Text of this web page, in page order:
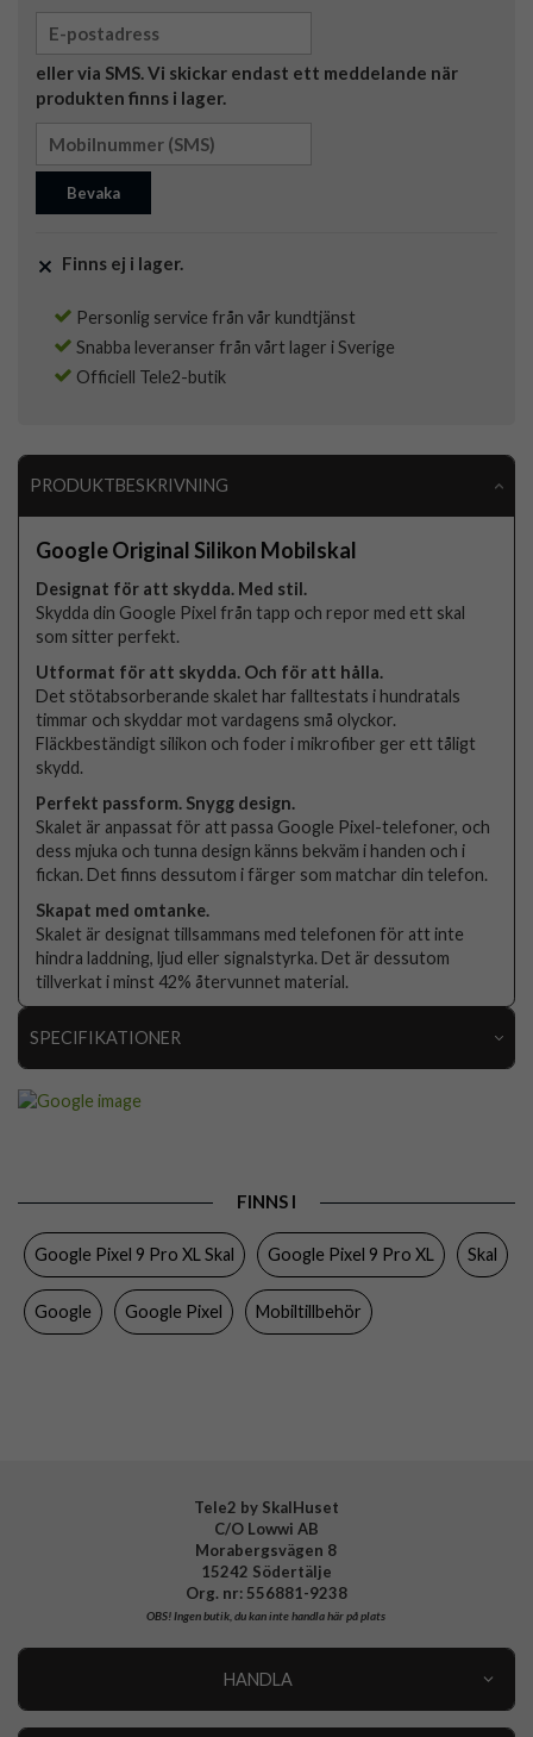
eller via SMS. Vi skickar endast ett meddelande när
produkten finns i lager.
Bevaka
Finns ej i lager.
Personlig service från vår kundtjänst
Snabba leveranser från vårt lager i Sverige
Officiell Tele2-butik
PRODUKTBESKRIVNING
Google Original Silikon Mobilskal
Designat för att skydda. Med stil.
Skydda din Google Pixel från tapp och repor med ett skal
som sitter perfekt.
Utformat för att skydda. Och för att hålla.
Det stötabsorberande skalet har falltestats i hundratals
timmar och skyddar mot vardagens små olyckor.
Fläckbeständigt silikon och foder i mikrofiber ger ett tåligt
skydd.
Perfekt passform. Snygg design.
Skalet är anpassat för att passa Google Pixel-telefoner, och
dess mjuka och tunna design känns bekväm i handen och i
fickan. Det finns dessutom i färger som matchar din telefon.
Skapat med omtanke.
Skalet är designat tillsammans med telefonen för att inte
hindra laddning, ljud eller signalstyrka. Det är dessutom
tillverkat i minst 42% återvunnet material.
SPECIFIKATIONER
Trådlös laddning-kompatibel
Färg Svart
Material Hårdplast (PC), Silikon
Varumärke
FINNS I
Google Pixel 9 Pro XL Skal Google Pixel 9 Pro XL Skal
Google Google Pixel Mobiltillbehör
Tele2 by SkalHuset
C/O Lowwi AB
Morabergsvägen 8
15242 Södertälje
Org. nr: 556881-9238
OBS!Ingen butik, du kan inte handla här på plats
HANDLA